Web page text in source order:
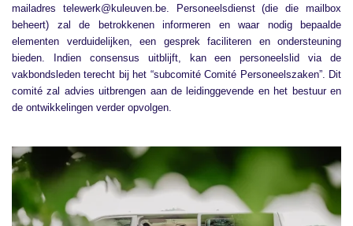
mailadres telewerk@kuleuven.be. Personeelsdienst (die die mailbox
beheert) zal de betrokkenen informeren en waar nodig bepaalde
elementen verduidelijken, een gesprek faciliteren en ondersteuning
bieden. Indien consensus uitblijft, kan een personeelslid via de
vakbondsleden terecht bij het “subcomité Comité Personeelszaken”. Dit
comité zal advies uitbrengen aan de leidinggevende en het bestuur en
de ontwikkelingen verder opvolgen.